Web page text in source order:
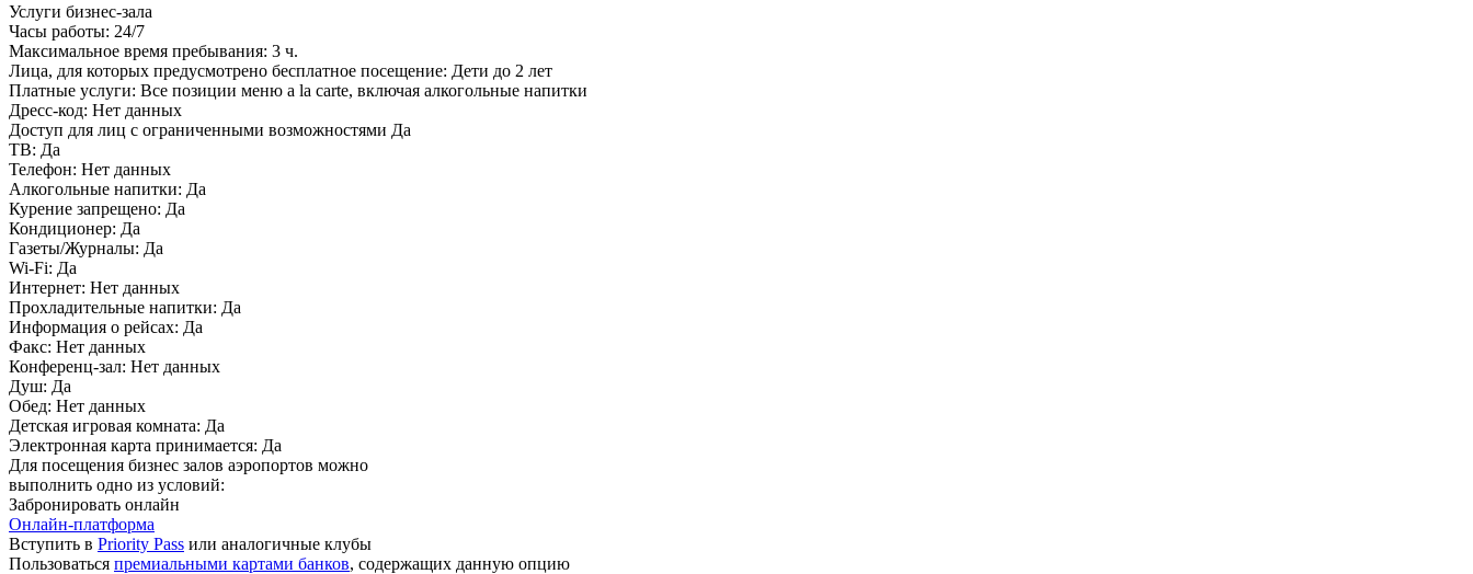
Услуги бизнес-зала
Часы работы: 24/7
Максимальное время пребывания: 3 ч.
Лица, для которых предусмотрено бесплатное посещение: Дети до 2 лет
Платные услуги: Все позиции меню a la carte, включая алкогольные напитки
Дресс-код: Нет данных
Доступ для лиц с ограниченными возможностями Да
ТВ: Да
Телефон: Нет данных
Алкогольные напитки: Да
Курение запрещено: Да
Кондиционер: Да
Газеты/Журналы: Да
Wi-Fi: Да
Интернет: Нет данных
Прохладительные напитки: Да
Информация о рейсах: Да
Факс: Нет данных
Конференц-зал: Нет данных
Душ: Да
Обед: Нет данных
Детская игровая комната: Да
Электронная карта принимается: Да
Для посещения бизнес залов аэропортов можно
выполнить одно из условий:
Забронировать онлайн
Онлайн-платформа
Вступить в Priority Pass или аналогичные клубы
Пользоваться премиальными картами банков, содержащих данную опцию